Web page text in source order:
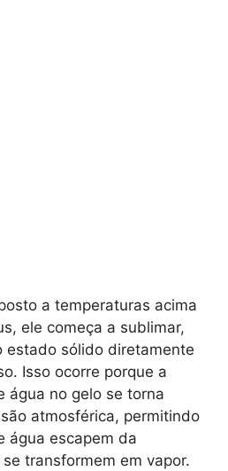
a temperaturas acima
ele começa a sublimar,
estado sólido diretamente
Isso ocorre porque a
água no gelo se torna
atmosférica, permitindo
água escapem da
transformem em vapor.